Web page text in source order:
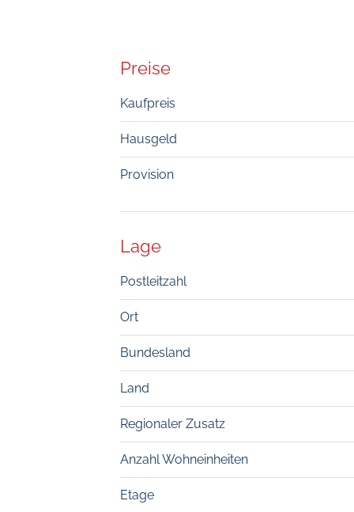
Preise
Kaufpreis
Hausgeld
Provision
Lage
Postleitzahl
Ort
Bundesland
Land
Regionaler Zusatz
Anzahl Wohneinheiten
Etage